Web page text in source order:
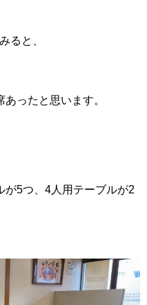
ると、
ったと思います。
が5つ、4人用テーブルが2